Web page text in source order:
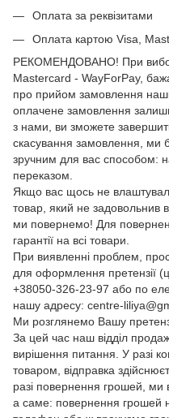
Оплата за реквізитами
Оплата картою Visa,
РЕКОМЕНДОВАНО! При
Mastercard - WayForPay,
про прийом замовлення
оплачене замовлення
з нами, ви зможете
скасування замовлення, ми
зручним для вас способом:
переказом.
Якщо вас щось не
товар, який не задовольнив
ми повернемо! Для
гарантії на всі товари.
При виявленні проблем,
для оформлення претензії
+38050-326-23-97 або по
нашу адресу: centre-
Ми розглянемо Вашу
За цей час наш відділ
вирішення питання. У разі
товаром, відправка
разі повернення грошей, ми
а саме: повернення грошей